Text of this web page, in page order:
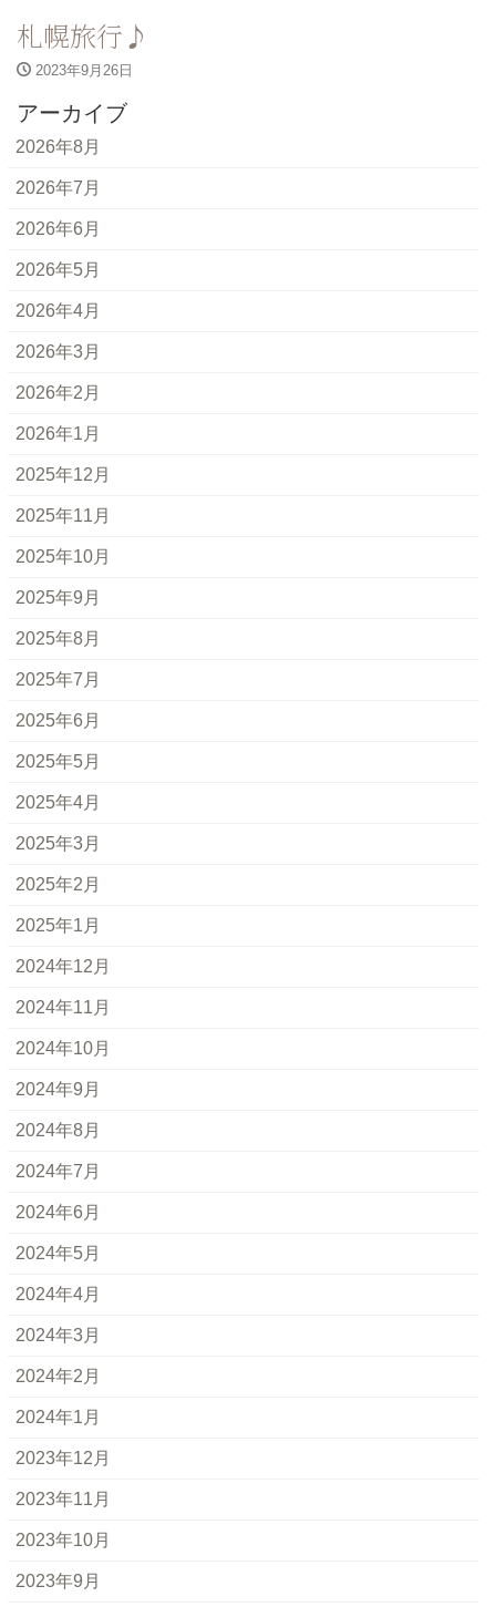
札幌旅行♪
2023年9月26日
アーカイブ
2026年8月
2026年7月
2026年6月
2026年5月
2026年4月
2026年3月
2026年2月
2026年1月
2025年12月
2025年11月
2025年10月
2025年9月
2025年8月
2025年7月
2025年6月
2025年5月
2025年4月
2025年3月
2025年2月
2025年1月
2024年12月
2024年11月
2024年10月
2024年9月
2024年8月
2024年7月
2024年6月
2024年5月
2024年4月
2024年3月
2024年2月
2024年1月
2023年12月
2023年11月
2023年10月
2023年9月